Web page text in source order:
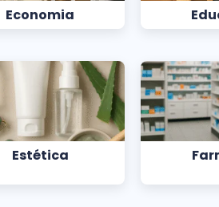
Economia
Estética